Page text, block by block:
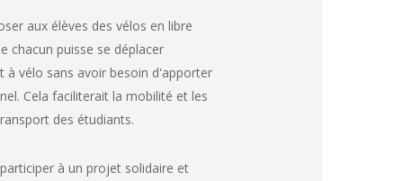
aux élèves des vélos en libre
chacun puisse se déplacer
à vélo sans avoir besoin d'apporter
Cela faciliterait la mobilité et les
des étudiants.
à un projet solidaire et